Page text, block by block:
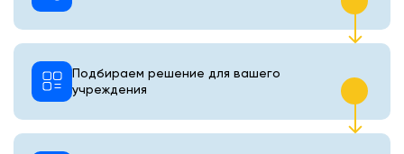
Подбираем решение для вашего
учреждения